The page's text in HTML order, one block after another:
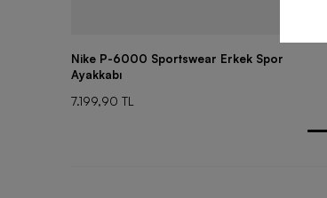
Nike P-6000 Sportswear Erkek Spor
Ayakkabı
7.199,90 TL